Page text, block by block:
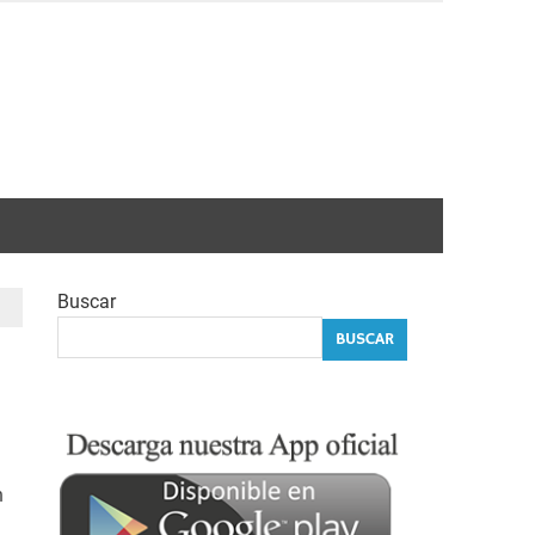
Buscar
BUSCAR